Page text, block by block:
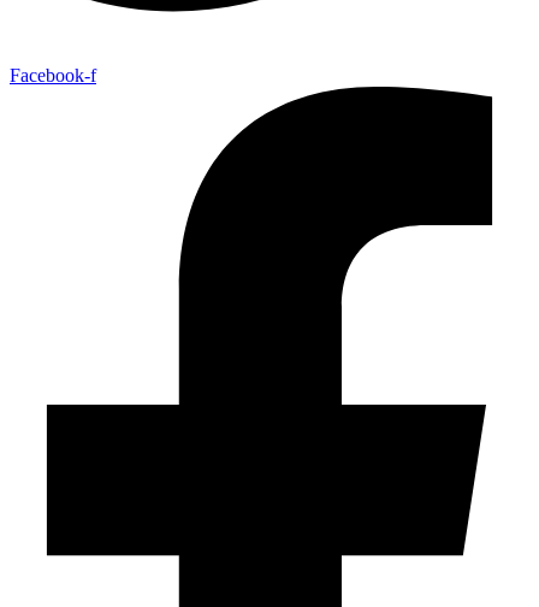
Facebook-f